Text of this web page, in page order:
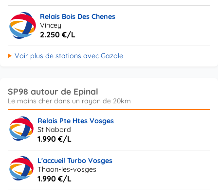
Relais Bois Des Chenes
Vincey
2.250 €/L
Voir plus de stations avec Gazole
SP98 autour de Epinal
Relais Pte Htes Vosges
St Nabord
1.990 €/L
L'accueil Turbo Vosges
Thaon-les-vosges
1.990 €/L